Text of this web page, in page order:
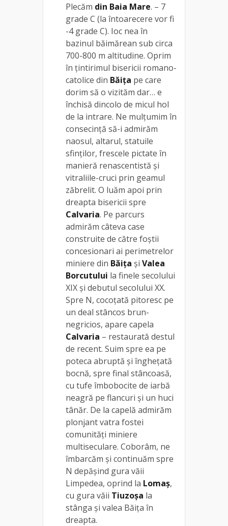
Plecăm din Baia Mare. – 7
grade C (la întoarecere vor fi
-4 grade C). Ioc nea în
bazinul băimărean sub circa
700-800 m altitudine. Oprim
în țintirimul bisericii romano-
catolice din Băița pe care
dorim să o vizităm dar… e
închisă dincolo de micul hol
de la intrare. Ne mulțumim în
consecință să-i admirăm
naosul, altarul, statuile
sfinților, frescele pictate în
manieră renascentistă și
vitraliile-cruci prin geamul
zăbrelit. O luăm apoi prin
dreapta bisericii spre
Calvaria. Pe parcurs
admirăm câteva case
construite de către foștii
concesionari ai perimetrelor
miniere din Băița și Valea
Borcutului la finele secolului
XIX și debutul secolului XX.
Spre N, cocoțată pitoresc pe
un deal stâncos brun-
negricios, apare capela
Calvaria – restaurată destul
de recent. Suim spre ea pe
poteca abruptă și înghețată
bocnă, spre final stâncoasă,
cu tufe îmbobocite de iarbă
neagră pe flancuri și un huci
tânăr. De la capelă admirăm
plonjant vatra fostei
comunități miniere
multiseculare. Coborâm, ne
îmbarcăm și continuăm spre
N depășind gura văii
Limpedea, oprind la Lomaș,
cu gura văii Tiuzoșa la
stânga și valea Băița în
dreapta.